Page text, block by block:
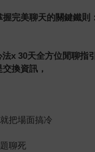
完美聊天的關鍵鐵則：
法x 30天全方位閒聊指引
換資訊，
把場面搞冷
聊死